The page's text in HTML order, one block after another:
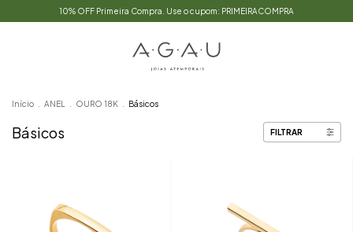
10% OFF Primeira Compra. Use o cupom: PRIMEIRACOMPRA
Início ANEL OURO 18K Básicos
Básicos FILTRAR